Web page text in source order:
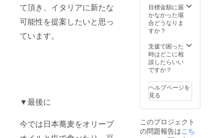
て頂き、イタリアに新たな
可能性を提案したいと思っ
ています。
▼最後に
今では日本蕎麦をオリーブ
目標金額に届
かなかった場
合どうなりま
すか？
支援で困った
時はどこに相
談したらいい
ですか？
ヘルプページを
見る
このプロジェクト
の問題報告はこち